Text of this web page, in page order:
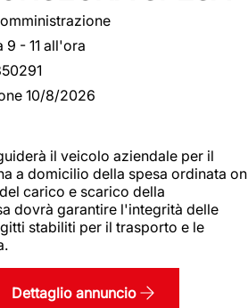
9 - 11 all'ora
10/8/2026
il veicolo aziendale per il
a domicilio della spesa ordinata on
carico e scarico della
dovrà garantire l'integrità delle
stabiliti per il trasporto e le
Dettaglio annuncio